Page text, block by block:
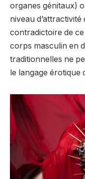
organes génitaux)
niveau d’attractivité
contradictoire de ce
corps masculin en
traditionnelles ne
le langage érotique